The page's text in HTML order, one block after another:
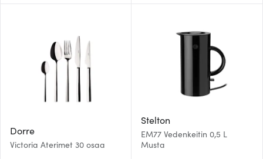
Dorre
Victoria Aterimet 30 osaa
Stelton
EM77 Vedenkeitin 0,5 L
Musta